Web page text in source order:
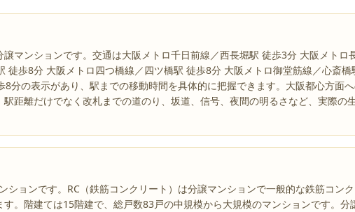
マンションです。交通は大阪メトロ千日前線／西長堀駅 徒歩3分 大阪メトロ
徒歩8分 大阪メトロ四つ橋線／四ツ橋駅 徒歩8分 大阪メトロ御堂筋線／心斎
分の表示があり、駅までの移動時間を具体的に把握できます。大阪都心方面
距離だけでなく改札までの道のり、坂道、信号、夜間の明るさなど、実際の
ョンです。RC（鉄筋コンクリート）は分譲マンションで一般的な鉄筋コンク
。階建ては15階建で、総戸数83戸の中規模から大規模のマンションです。分